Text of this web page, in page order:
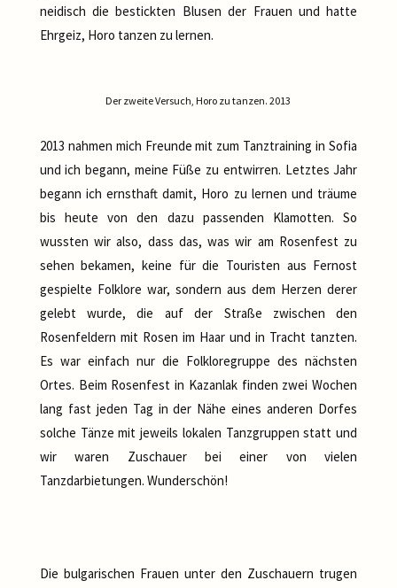
neidisch die bestickten Blusen der Frauen und hatte
Ehrgeiz, Horo tanzen zu lernen.
Der zweite Versuch, Horo zu tanzen. 2013
2013 nahmen mich Freunde mit zum Tanztraining in Sofia
und ich begann, meine Füße zu entwirren. Letztes Jahr
begann ich ernsthaft damit, Horo zu lernen und träume
bis heute von den dazu passenden Klamotten. So
wussten wir also, dass das, was wir am Rosenfest zu
sehen bekamen, keine für die Touristen aus Fernost
gespielte Folklore war, sondern aus dem Herzen derer
gelebt wurde, die auf der Straße zwischen den
Rosenfeldern mit Rosen im Haar und in Tracht tanzten.
Es war einfach nur die Folkloregruppe des nächsten
Ortes. Beim Rosenfest in Kazanlak finden zwei Wochen
lang fast jeden Tag in der Nähe eines anderen Dorfes
solche Tänze mit jeweils lokalen Tanzgruppen statt und
wir waren Zuschauer bei einer von vielen
Tanzdarbietungen. Wunderschön!
Die bulgarischen Frauen unter den Zuschauern trugen